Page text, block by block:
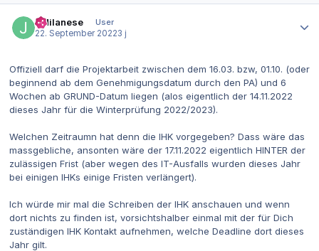
JMilanese
User
22. September 20223 j
Offiziell darf die Projektarbeit zwischen dem 16.03. bzw, 01.10. (oder
beginnend ab dem Genehmigungsdatum durch den PA) und 6
Wochen ab GRUND-Datum liegen (alos eigentlich der 14.11.2022
dieses Jahr für die Winterprüfung 2022/2023).
Welchen Zeitraumn hat denn die IHK vorgegeben? Dass wäre das
massgebliche, ansonten wäre der 17.11.2022 eigentlich HINTER der
zulässigen Frist (aber wegen des IT-Ausfalls wurden dieses Jahr
bei einigen IHKs einige Fristen verlängert).
Ich würde mir mal die Schreiben der IHK anschauen und wenn
dort nichts zu finden ist, vorsichtshalber einmal mit der für Dich
zuständigen IHK Kontakt aufnehmen, welche Deadline dort dieses
Jahr gilt.